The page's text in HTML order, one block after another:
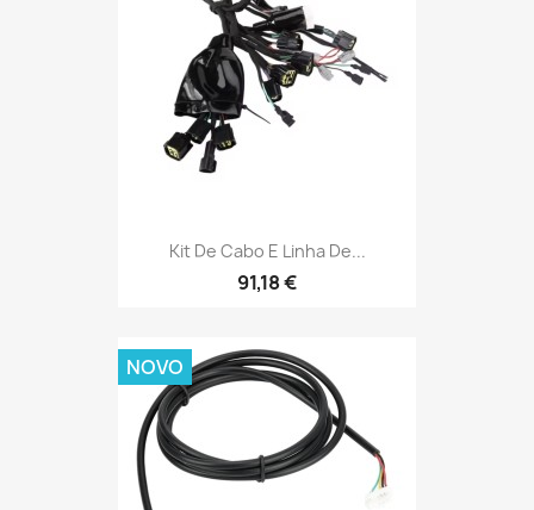
Kit De Cabo E Linha De...
91,18 €
NOVO